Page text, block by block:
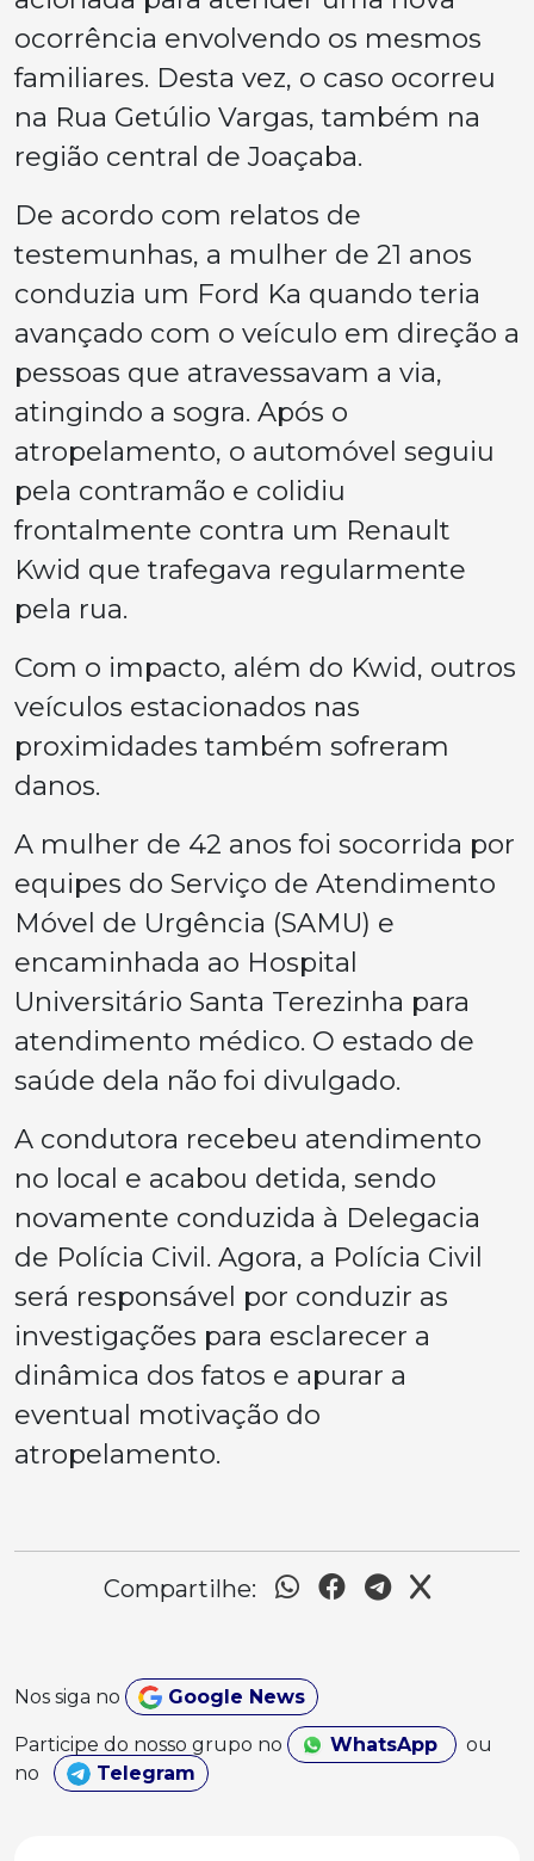
ocorrência envolvendo os mesmos
familiares. Desta vez, o caso ocorreu
na Rua Getúlio Vargas, também na
região central de Joaçaba.
De acordo com relatos de
testemunhas, a mulher de 21 anos
conduzia um Ford Ka quando teria
avançado com o veículo em direção a
pessoas que atravessavam a via,
atingindo a sogra. Após o
atropelamento, o automóvel seguiu
pela contramão e colidiu
frontalmente contra um Renault
Kwid que trafegava regularmente
pela rua.
Com o impacto, além do Kwid, outros
veículos estacionados nas
proximidades também sofreram
danos.
A mulher de 42 anos foi socorrida por
equipes do Serviço de Atendimento
Móvel de Urgência (SAMU) e
encaminhada ao Hospital
Universitário Santa Terezinha para
atendimento médico. O estado de
saúde dela não foi divulgado.
A condutora recebeu atendimento
no local e acabou detida, sendo
novamente conduzida à Delegacia
de Polícia Civil. Agora, a Polícia Civil
será responsável por conduzir as
investigações para esclarecer a
dinâmica dos fatos e apurar a
eventual motivação do
atropelamento.
Compartilhe:
Nos siga no Google News
Participe do nosso grupo no WhatsApp
ou
no
Telegram